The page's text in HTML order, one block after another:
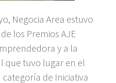
Negocia Area estuvo
los Premios AJE
y a la
que tuvo lugar en el
de Iniciativa